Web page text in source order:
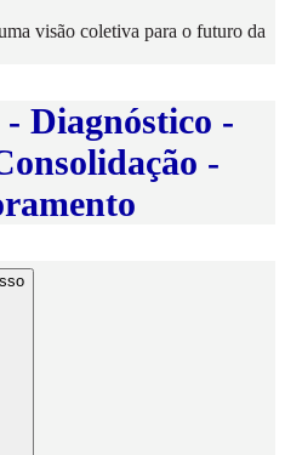
visão coletiva para o futuro da
Diagnóstico -
-